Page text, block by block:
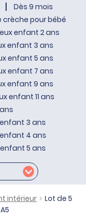
Dès 9 mois
crèche pour bébé
enfant 2 ans
enfant 3 ans
enfant 5 ans
enfant 7 ans
enfant 9 ans
enfant 11 ans
3 ans
4 ans
5 ans
intérieur
Lot de 5